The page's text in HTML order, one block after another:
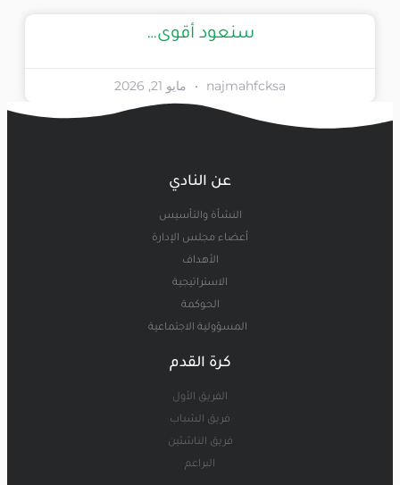
سنعود أقوى…
najmahfcksa مايو 21, 2026
عن النادي
النشأة والتأسيس
أعضاء مجلس الإدارة
الأهداف
الاستراتيجية
الحوكمة
المسؤولية الاجتماعية
كرة القدم
الفريق الأول
فريق الشباب
فريق الناشئين
البراعم